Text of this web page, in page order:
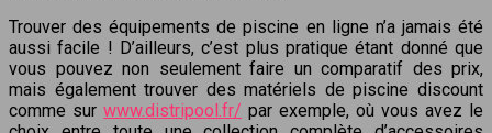
Trouver des équipements de piscine en ligne n’a jamais été
aussi facile ! D’ailleurs, c’est plus pratique étant donné que
vous pouvez non seulement faire un comparatif des prix,
mais également trouver des matériels de piscine discount
comme sur www.distripool.fr/ par exemple, où vous avez le